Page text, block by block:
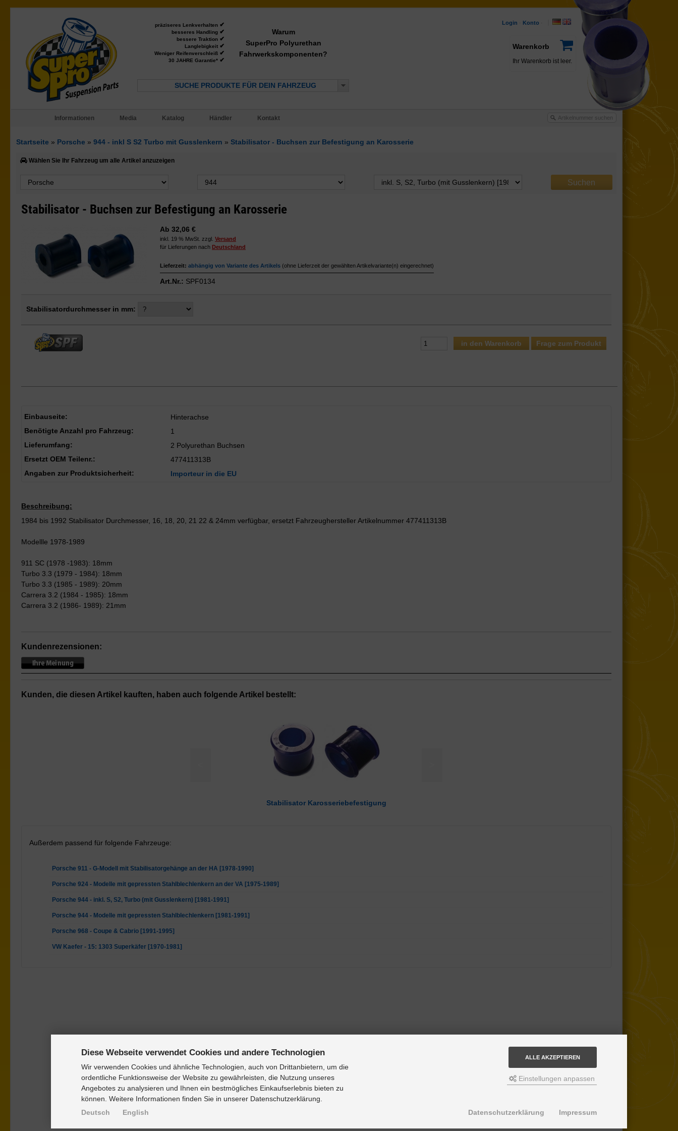
präziseres Lenkverhalten ✔
besseres Handling ✔
bessere Traktion ✔
Langlebigkeit ✔
Weniger Reifenverschleiß ✔
30 JAHRE Garantie* ✔
Warum
SuperPro Polyurethan
Fahrwerkskomponenten?
SUCHE PRODUKTE FÜR DEIN FAHRZEUG
Login Konto
Warenkorb
Ihr Warenkorb ist leer.
Informationen Media Katalog Händler Kontakt
Startseite » Porsche » 944 - inkl S S2 Turbo mit Gusslenkern » Stabilisator - Buchsen zur Befestigung an Karosserie
Wählen Sie Ihr Fahrzeug um alle Artikel anzuzeigen
Stabilisator - Buchsen zur Befestigung an Karosserie
Ab 32,06 €
inkl. 19 % MwSt. zzgl. Versand
für Lieferungen nach Deutschland
Lieferzeit: abhängig von Variante des Artikels (ohne Lieferzeit der gewählten Artikelvariante(n) eingerechnet)
Art.Nr.: SPF0134
Stabilisatordurchmesser in mm:
Frage zum Produkt
Einbauseite:
Hinterachse
Benötigte Anzahl pro Fahrzeug:
1
Lieferumfang:
2 Polyurethan Buchsen
Ersetzt OEM Teilenr.:
477411313B
Angaben zur Produktsicherheit:
Importeur in die EU
Beschreibung:
1984 bis 1992 Stabilisator Durchmesser, 16, 18, 20, 21 22 & 24mm verfügbar, ersetzt Fahrzeughersteller Artikelnummer 477411313B
Modellle 1978-1989
911 SC (1978 -1983): 18mm
Turbo 3.3 (1979 - 1984): 18mm
Turbo 3.3 (1985 - 1989): 20mm
Carrera 3.2 (1984 - 1985): 18mm
Carrera 3.2 (1986- 1989): 21mm
Kundenrezensionen:
Kunden, die diesen Artikel kauften, haben auch folgende Artikel bestellt:
Stabilisator Karosseriebefestigung
Außerdem passend für folgende Fahrzeuge:
Porsche 911 - G-Modell mit Stabilisatorgehänge an der HA [1978-1990]
Porsche 924 - Modelle mit gepressten Stahlblechlenkern an der VA [1975-1989]
Porsche 944 - inkl. S, S2, Turbo (mit Gusslenkern) [1981-1991]
Porsche 944 - Modelle mit gepressten Stahlblechlenkern [1981-1991]
Porsche 968 - Coupe & Cabrio [1991-1995]
VW Kaefer - 15: 1303 Superkäfer [1970-1981]
Diese Webseite verwendet Cookies und andere Technologien
Wir verwenden Cookies und ähnliche Technologien, auch von Drittanbietern, um die
ordentliche Funktionsweise der Website zu gewährleisten, die Nutzung unseres
Angebotes zu analysieren und Ihnen ein bestmögliches Einkaufserlebnis bieten zu
können. Weitere Informationen finden Sie in unserer Datenschutzerklärung.
ALLE AKZEPTIEREN
Einstellungen anpassen
Deutsch English Datenschutzerklärung Impressum